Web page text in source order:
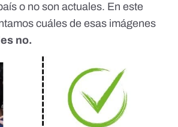
o no son actuales. En este
cuáles de esas imágenes
no.